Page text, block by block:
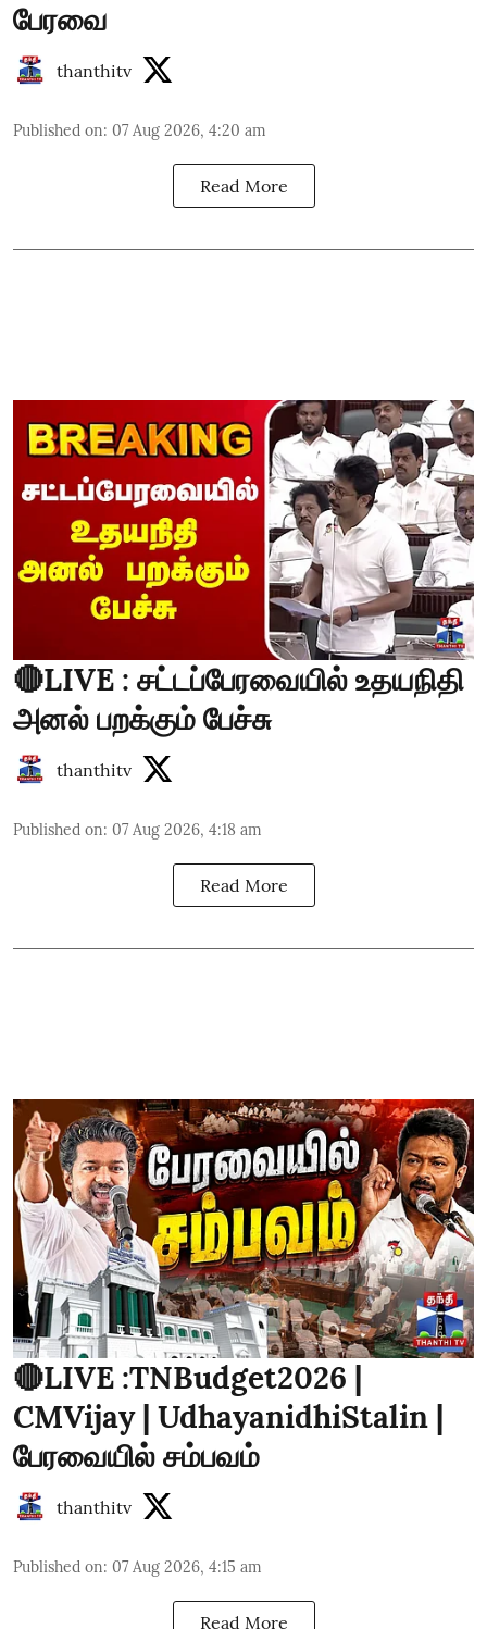
பேரவை
thanthitv
Published on: 07 Aug 2026, 4:20 am
Read More
🔴LIVE : சட்டப்பேரவையில் உதயநிதி
அனல் பறக்கும் பேச்சு
thanthitv
Published on: 07 Aug 2026, 4:18 am
Read More
🔴LIVE :TNBudget2026 |
CMVijay | UdhayanidhiStalin |
பேரவையில் சம்பவம்
thanthitv
Published on: 07 Aug 2026, 4:15 am
Read More